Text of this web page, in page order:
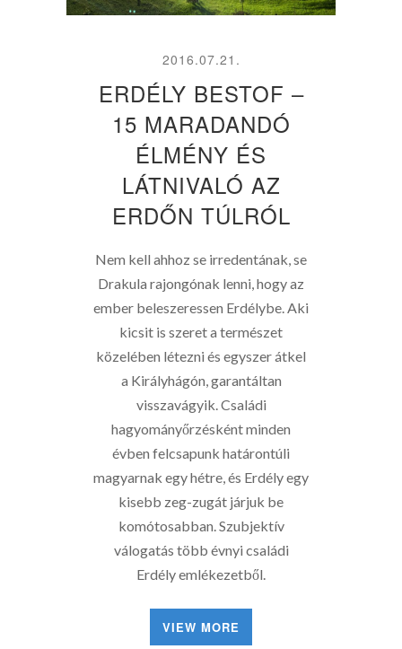
2016.07.21.
ERDÉLY BESTOF –
15 MARADANDÓ
ÉLMÉNY ÉS
LÁTNIVALÓ AZ
ERDŐN TÚLRÓL
Nem kell ahhoz se irredentának, se
Drakula rajongónak lenni, hogy az
ember beleszeressen Erdélybe. Aki
kicsit is szeret a természet
közelében létezni és egyszer átkel
a Királyhágón, garantáltan
visszavágyik. Családi
hagyományőrzésként minden
évben felcsapunk határontúli
magyarnak egy hétre, és Erdély egy
kisebb zeg-zugát járjuk be
komótosabban. Szubjektív
válogatás több évnyi családi
Erdély emlékezetből.
VIEW MORE